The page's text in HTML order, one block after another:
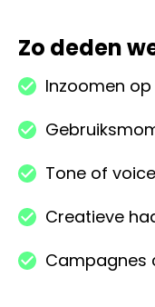
Zo deden
Inzoomen
Tone of
Creatieve
Campagnes